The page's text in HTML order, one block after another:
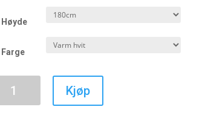
2249 kr
Høyde
Farge
med
Kjøp